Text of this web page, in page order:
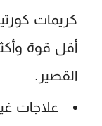
كريمات
أقل قوة
القصير.
علاجات